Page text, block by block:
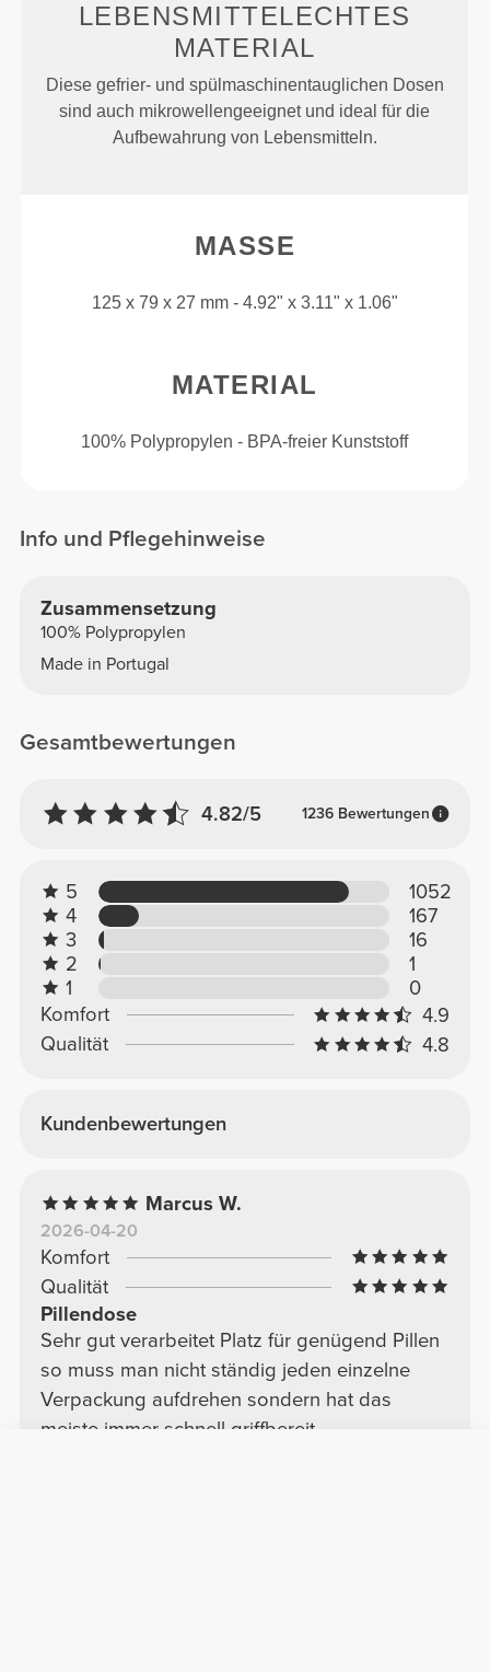
LEBENSMITTELECHTES
MATERIAL
Diese gefrier- und spülmaschinentauglichen Dosen
sind auch mikrowellengeeignet und ideal für die
Aufbewahrung von Lebensmitteln.
MASSE
125 x 79 x 27 mm - 4.92" x 3.11" x 1.06"
MATERIAL
100% Polypropylen - BPA-freier Kunststoff
Info und Pflegehinweise
Zusammensetzung
100% Polypropylen
Made in Portugal
Gesamtbewertungen
4.82/5 1236 Bewertungen
5
1052
4
167
3
16
2
1
1
0
Komfort
4.9
Qualität
4.8
Kundenbewertungen
Marcus W.
2026-04-20
Komfort
Qualität
Pillendose
Sehr gut verarbeitet Platz für genügend Pillen
so muss man nicht ständig jeden einzelne
Verpackung aufdrehen sondern hat das
meiste immer schnell griffbereit